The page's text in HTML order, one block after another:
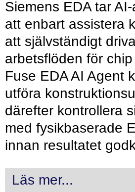
Siemens EDA tar
att enbart assistera
att självständigt
arbetsflöden för
Fuse EDA AI Agent
utföra
därefter kontrollera
med fysikbaserade
innan resultatet
Läs mer...